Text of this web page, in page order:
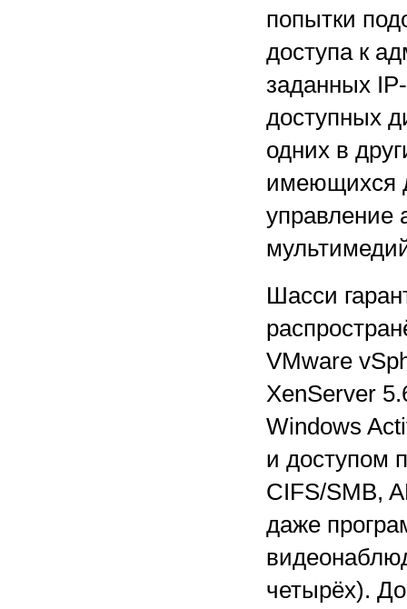
попытки
доступа к
заданных
доступных
одних в
имеющихся
управление
Шасси
VMware
XenServer
Windows
и доступом
CIFS/SMB,
даже
четырёх).